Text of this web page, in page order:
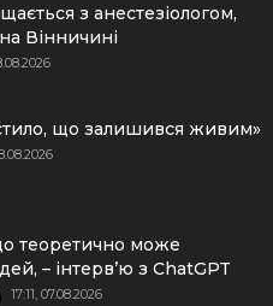
з анестезіологом,
Вінничині
що залишився живим»
теоретично може
– інтерв’ю з ChatGPT
17:11, 07.08.2026